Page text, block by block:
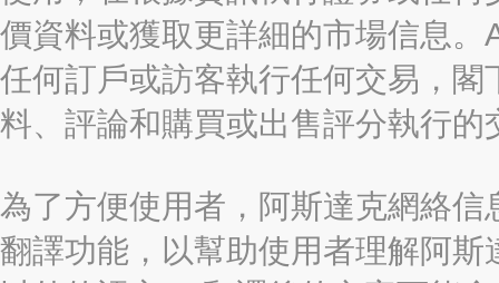
價資料或獲取更詳細的市場信息
任何訂戶或訪客執行任何交易，
料、評論和購買或出售評分執行的
為了方便使用者，阿斯達克網絡
翻譯功能，以幫助使用者理解阿